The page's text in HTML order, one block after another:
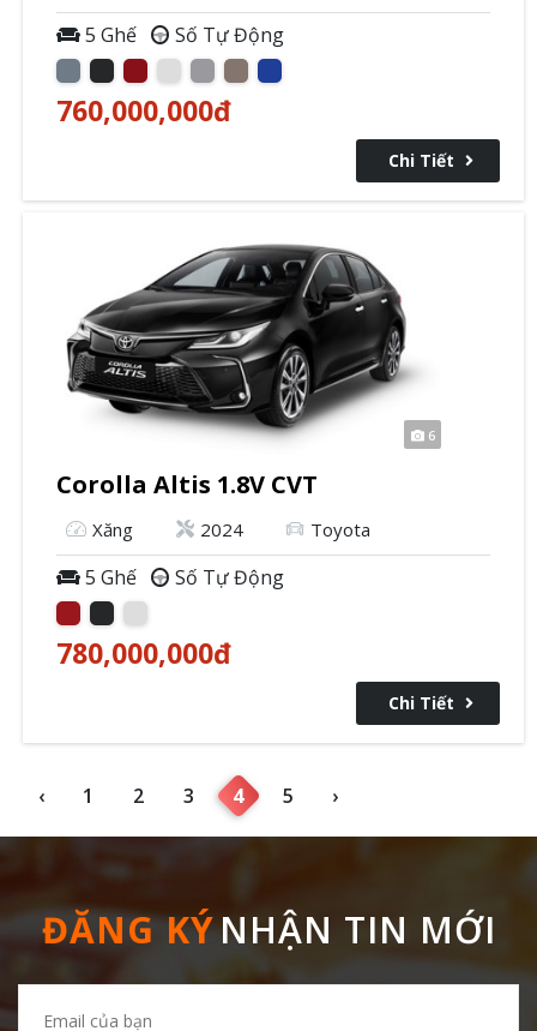
5 Ghế Số Tự Động
760,000,000đ
Chi Tiết
6
Corolla Altis 1.8V CVT
Xăng 2024 Toyota
5 Ghế Số Tự Động
780,000,000đ
Chi Tiết
‹ 1 2 3 4 5 ›
ĐĂNG KÝNHẬN TIN MỚI